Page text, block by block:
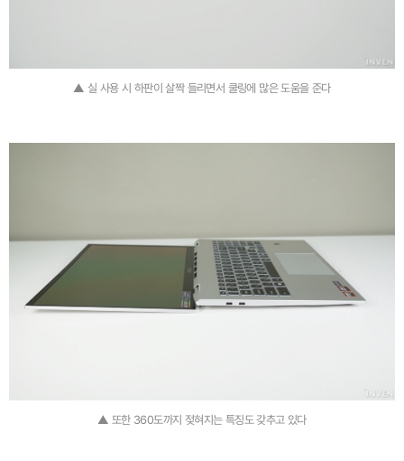
▲ 실 사용 시 하판이 살짝 들리면서 쿨링에 많은 도움을 준다
▲ 또한 360도까지 젖혀지는 특징도 갖추고 있다